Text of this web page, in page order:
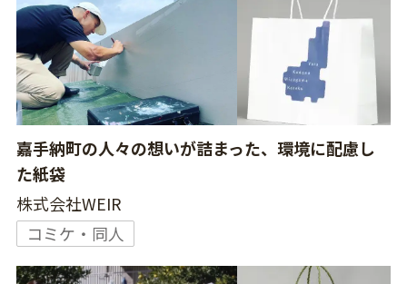
嘉手納町の人々の想いが詰まった、環境に配慮し
た紙袋
株式会社WEIR
コミケ・同人